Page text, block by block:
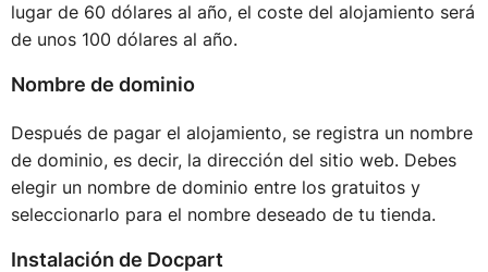
lugar de 60 dólares al año, el coste del alojamiento será
de unos 100 dólares al año.
Nombre de dominio
Después de pagar el alojamiento, se registra un nombre
de dominio, es decir, la dirección del sitio web. Debes
elegir un nombre de dominio entre los gratuitos y
seleccionarlo para el nombre deseado de tu tienda.
Instalación de Docpart